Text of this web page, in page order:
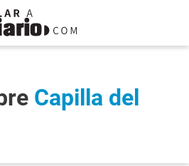
Capilla del